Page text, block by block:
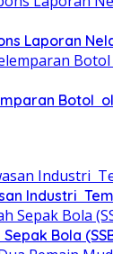
Laporan
Botol
Industri
Bola